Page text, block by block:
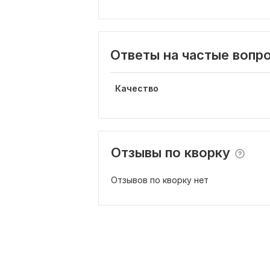
Ответы на частые
Качество
Отзывы по кворку
Отзывов по кворку нет